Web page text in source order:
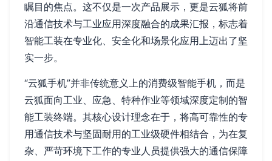
瞩目的焦点。这不仅是一次产品展示，更是云狐将前
沿通信技术与工业应用深度融合的成果汇报，标志着
智能工装在专业化、安全化和场景化应用上迈出了坚
实一步。
“云狐手机”并非传统意义上的消费级智能手机，而是
云狐面向工业、应急、特种作业等领域深度定制的智
能工装终端。其核心设计理念在于，将高可靠性的专
用通信技术与坚固耐用的工业级硬件相结合，为在复
杂、严苛环境下工作的专业人员提供强大的通信保障